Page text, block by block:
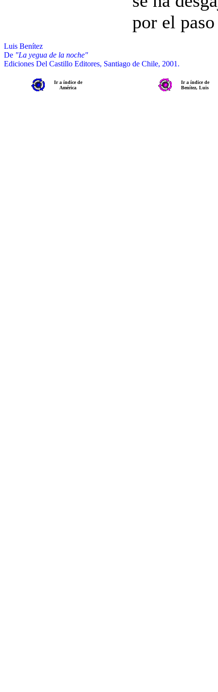
por el
Luis Benítez
De "La yegua de la noche"
Ediciones Del Castillo Editores, Santiago de Chile, 2001.
Ir a índice de
América
Ir a índice de
Benítez, Luis